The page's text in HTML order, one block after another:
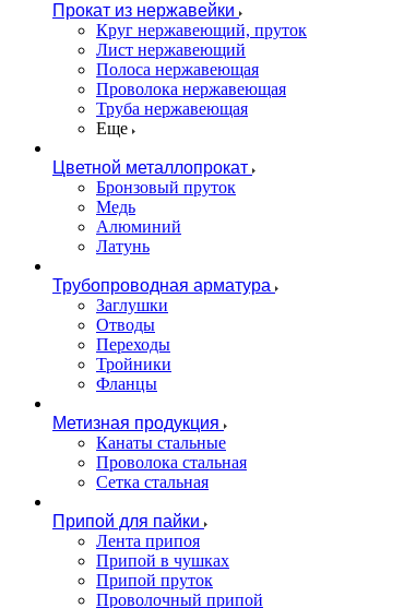
Прокат из нержавейки
Круг нержавеющий, пруток
Лист нержавеющий
Полоса нержавеющая
Проволока нержавеющая
Труба нержавеющая
Еще
Цветной металлопрокат
Бронзовый пруток
Медь
Алюминий
Латунь
Трубопроводная арматура
Заглушки
Отводы
Переходы
Тройники
Фланцы
Метизная продукция
Канаты стальные
Проволока стальная
Сетка стальная
Припой для пайки
Лента припоя
Припой в чушках
Припой пруток
Проволочный припой